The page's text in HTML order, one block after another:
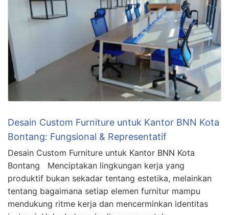
Desain Custom Furniture untuk Kantor BNN Kota
Bontang: Fungsional & Representatif
Desain Custom Furniture untuk Kantor BNN Kota
Bontang Menciptakan lingkungan kerja yang
produktif bukan sekadar tentang estetika, melainkan
tentang bagaimana setiap elemen furnitur mampu
mendukung ritme kerja dan mencerminkan identitas